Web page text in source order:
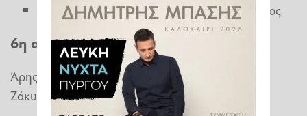
Δεν υπολογίζεται το παιχνίδι Πύργο-Ζάκυνθος
6η αγωνιστική την Κυριακή 17/5
Άρης Πετρούπολης – Πύργος
Ζάκυνθος – Εθνικός Πειραιά